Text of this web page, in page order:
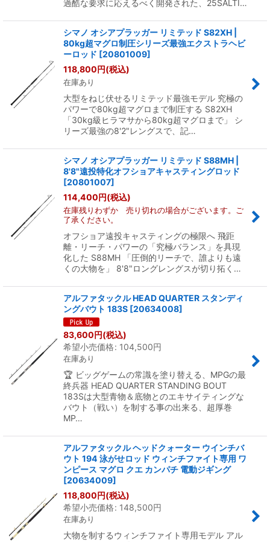
過酷な要求に応えるべく開発された、25SALTI…
シマノ オシアプラッガー リミテッド S82XH |
80kg超マグロ制圧シリーズ最強エクストラヘビ
ーロッド [20801009]
118,800円(税込)
在庫あり
大型をねじ伏せるリミテッド最強モデル 究極の
パワーで80kg超マグロまで制圧する S82XH
「30kg級ヒラマサから80kg超マグロまで」 シ
リーズ最強の8'2"レングスで、記…
シマノ オシアプラッガー リミテッド S88MH |
8'8"遠投特化オフショアキャスティングロッド
[20801007]
114,400円(税込)
在庫残りわずか 売り切れの場合がございます。ご
了承ください。
オフショア遠投キャスティングの極限へ 飛距
離・リーチ・パワーの「究極バランス」を具現
化した S88MH 「圧倒的リーチで、誰よりも遠
くの大物を」 8'8"ロングレングスが切り拓く…
アルファタックル HEAD QUARTER スタンディ
ングバウト 183S [20634008]
83,600円(税込)
希望小売価格: 104,500円
在庫あり
🏆 ビッグゲームの常識を塗り替える、MPGの最
終兵器 HEAD QUARTER STANDING BOUT
183Sは大型青物＆底物とのエキサイティングな
バウト（戦い）を制する事の出来る、超厚巻
MP…
アルファタックル ヘッドクォーター ウインチバ
ウト 194 泳がせロッド ウィンチファイト専用 ワ
ンピース マグロ クエ カンパチ 電動ジギング
[20634009]
118,800円(税込)
希望小売価格: 148,500円
在庫あり
大物を制するウィンチファイト専用モデル アル